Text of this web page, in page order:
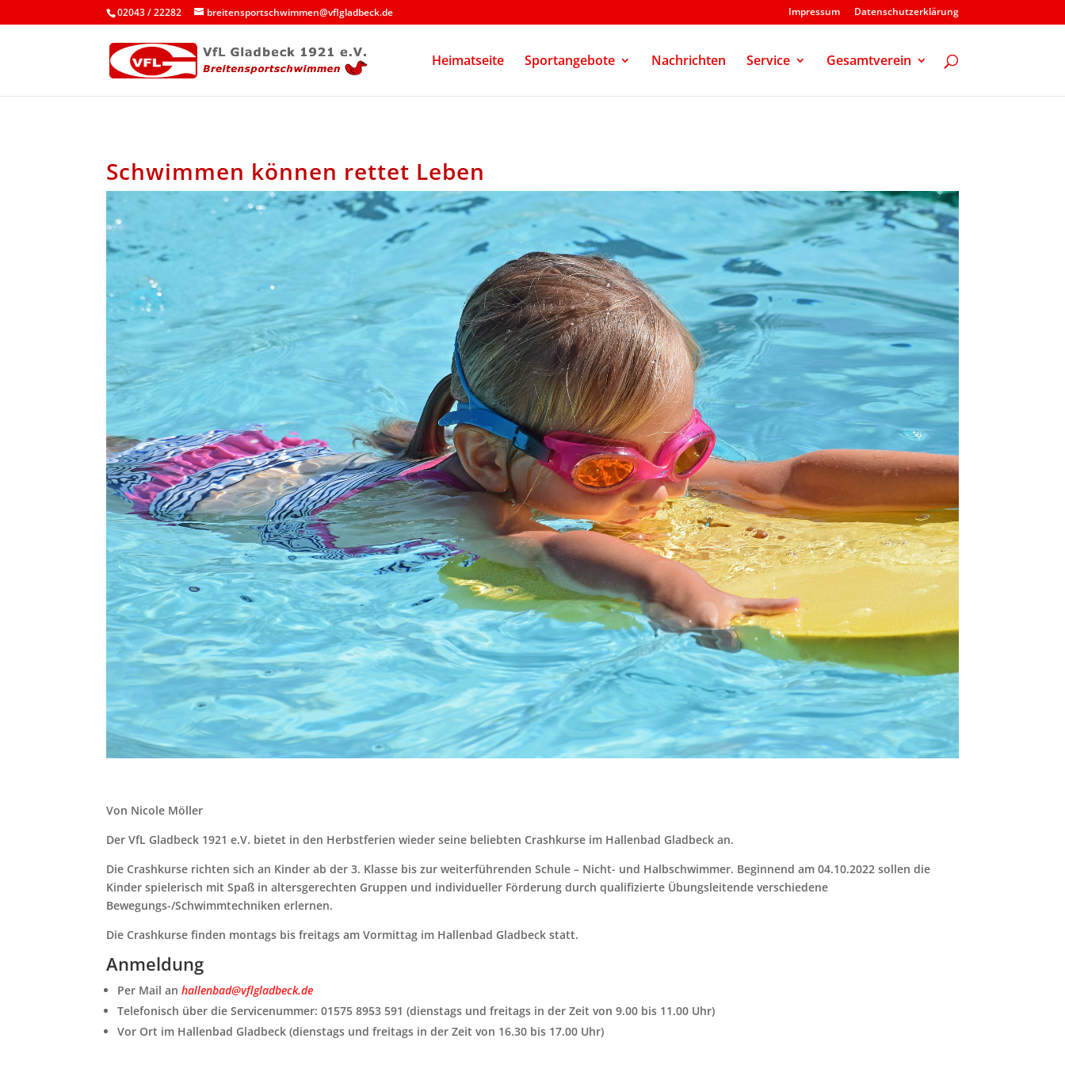
02043 / 22282 breitensportschwimmen@vflgladbeck.de Impressum Datenschutzerklärung
Heimatseite Sportangebote Nachrichten Service Gesamtverein
Schwimmen können rettet Leben
Von Nicole Möller
Der VfL Gladbeck 1921 e.V. bietet in den Herbstferien wieder seine beliebten Crashkurse im Hallenbad Gladbeck an.
Die Crashkurse richten sich an Kinder ab der 3. Klasse bis zur weiterführenden Schule – Nicht- und Halbschwimmer. Beginnend am04.10.2022 sollen die
Kinder spielerisch mit Spaß in altersgerechten Gruppen und individueller Förderung durch qualifizierte Übungsleitende verschiedene
Bewegungs-/Schwimmtechniken erlernen.
Die Crashkurse finden montags bis freitags am Vormittag im Hallenbad Gladbeck statt.
Anmeldung
Per Mail anhallenbad@vflgladbeck.de
Telefonisch über die Servicenummer: 01575 8953 591 (dienstags und freitags in der Zeit von 9.00 bis 11.00 Uhr)
Vor Ort im Hallenbad Gladbeck (dienstags und freitags in der Zeit von 16.30 bis 17.00 Uhr)